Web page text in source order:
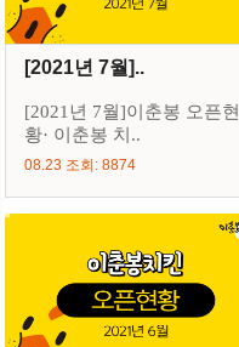
[2021년 7월]..
[2021년 7월]이춘봉 오픈현
황· 이춘봉 치..
08.23 조회: 8874